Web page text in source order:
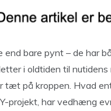
bare pynt – de har
i oldtiden til
tæt på kroppen. Hvad
projekt, har vedhæng